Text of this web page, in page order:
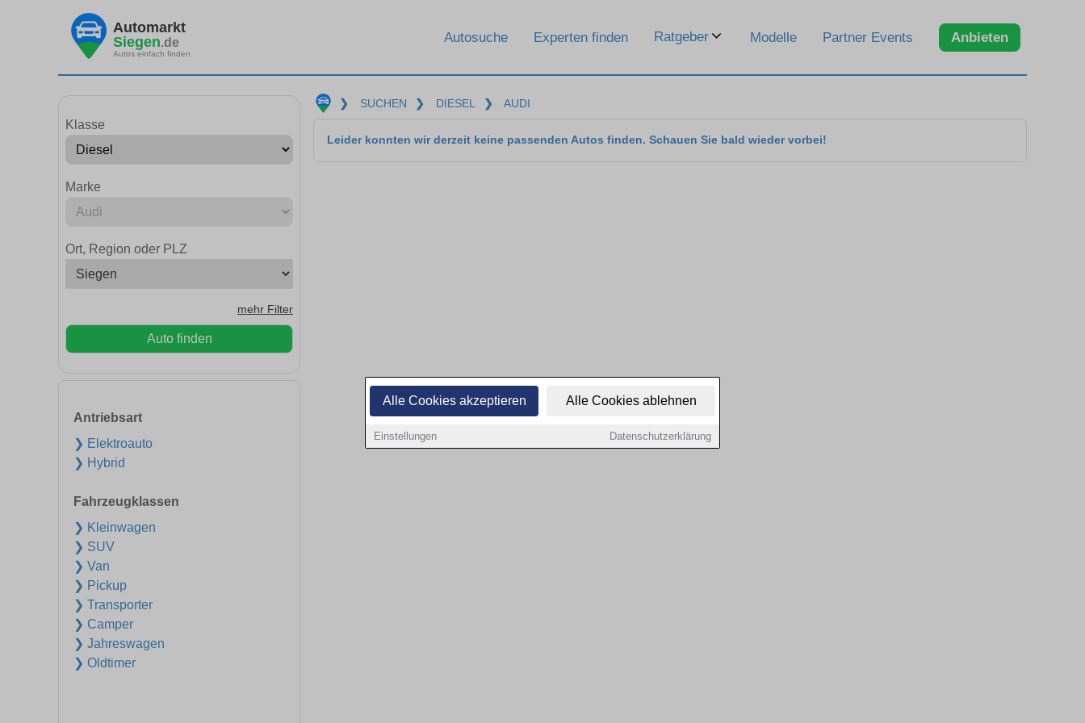
Alle Cookies akzeptieren Alle Cookies ablehnen
Einstellungen Datenschutzerklärung
Automarkt
Siegen.de
Autos einfach finden
Autosuche Experten finden Ratgeber Modelle Partner Events Anbieten
Klasse
Marke
Ort, Region oder PLZ
mehr Filter
Auto finden
Antriebsart
❯ Elektroauto
❯ Hybrid
Fahrzeugklassen
❯ Kleinwagen
❯ SUV
❯ Van
❯ Pickup
❯ Transporter
❯ Camper
❯ Jahreswagen
❯ Oldtimer
❯ SUCHEN ❯ DIESEL ❯ AUDI
Leider konnten wir derzeit keine passenden Autos finden. Schauen Sie bald wieder vorbei!